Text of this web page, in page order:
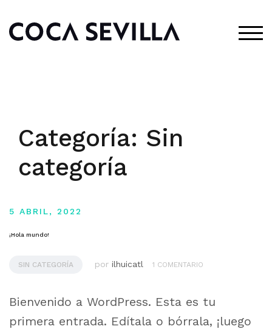
contenido
Categoría: Sin
categoría
5 ABRIL, 2022
¡Hola mundo!
SIN CATEGORÍA por ilhuicatl 1 COMENTARIO
Bienvenido a WordPress. Esta es tu
primera entrada. Edítala o bórrala, ¡luego